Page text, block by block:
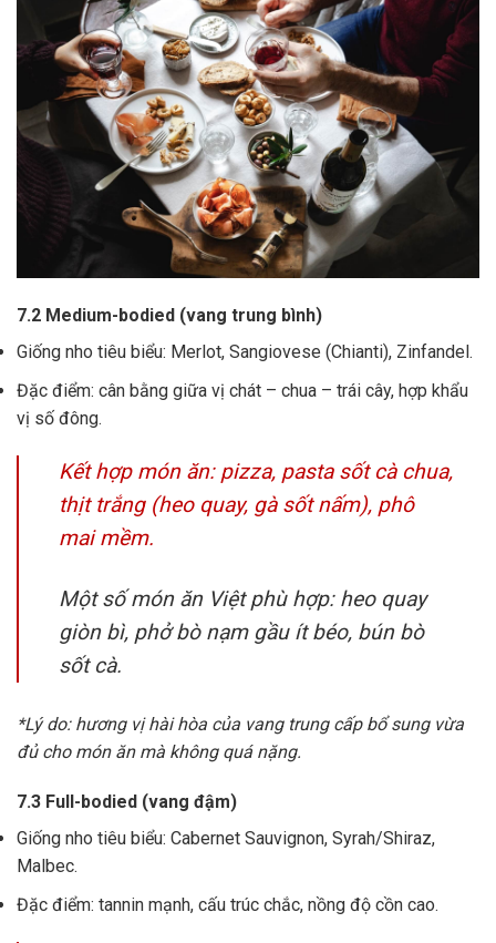
7.2 Medium-bodied (vang trung bình)
Giống nho tiêu biểu: Merlot, Sangiovese (Chianti), Zinfandel.
Đặc điểm: cân bằng giữa vị chát – chua – trái cây, hợp khẩu
vị số đông.
Kết hợp món ăn: pizza, pasta sốt cà chua,
thịt trắng (heo quay, gà sốt nấm), phô
mai mềm.
Một số món ăn Việt phù hợp: heo quay
giòn bì, phở bò nạm gầu ít béo, bún bò
sốt cà.
*Lý do: hương vị hài hòa của vang trung cấp bổ sung vừa
đủ cho món ăn mà không quá nặng.
7.3 Full-bodied (vang đậm)
Giống nho tiêu biểu: Cabernet Sauvignon, Syrah/Shiraz,
Malbec.
Đặc điểm: tannin mạnh, cấu trúc chắc, nồng độ cồn cao.